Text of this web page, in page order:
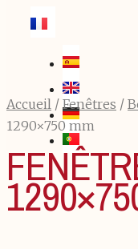
Accueil / Fenêtres /
1290×750 mm